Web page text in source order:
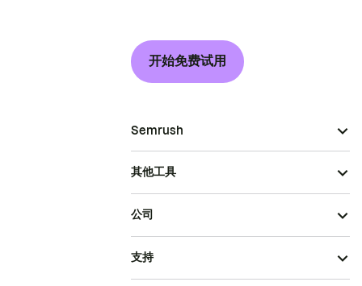
开始免费试用
Semrush
其他工具
公司
支持